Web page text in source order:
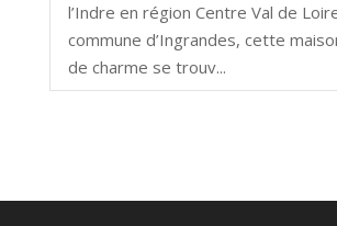
l’Indre en région Centre Val de
commune d’Ingrandes, cette
de charme se trouv...